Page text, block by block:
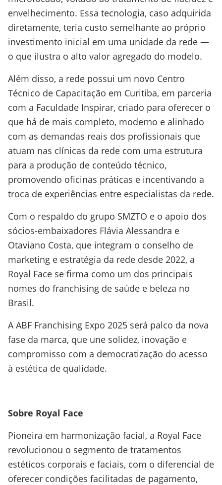
envelhecimento. Essa tecnologia, caso adquirida
diretamente, teria custo semelhante ao próprio
investimento inicial em uma unidade da rede —
o que ilustra o alto valor agregado do modelo.
Além disso, a rede possui um novo Centro
Técnico de Capacitação em Curitiba, em parceria
com a Faculdade Inspirar, criado para oferecer o
que há de mais completo, moderno e alinhado
com as demandas reais dos profissionais que
atuam nas clínicas da rede com uma estrutura
para a produção de conteúdo técnico,
promovendo oficinas práticas e incentivando a
troca de experiências entre especialistas da rede.
Com o respaldo do grupo SMZTO e o apoio dos
sócios-embaixadores Flávia Alessandra e
Otaviano Costa, que integram o conselho de
marketing e estratégia da rede desde 2022, a
Royal Face se firma como um dos principais
nomes do franchising de saúde e beleza no
Brasil.
A ABF Franchising Expo 2025 será palco da nova
fase da marca, que une solidez, inovação e
compromisso com a democratização do acesso
à estética de qualidade.
Sobre Royal Face
Pioneira em harmonização facial, a Royal Face
revolucionou o segmento de tratamentos
estéticos corporais e faciais, com o diferencial de
oferecer condições facilitadas de pagamento,